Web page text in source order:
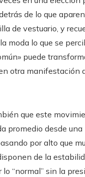
de lo que
de vestuario, y
moda lo que se
puede
otra manifestación
que este
promedio desde una
por alto que
de la
“normal” sin la